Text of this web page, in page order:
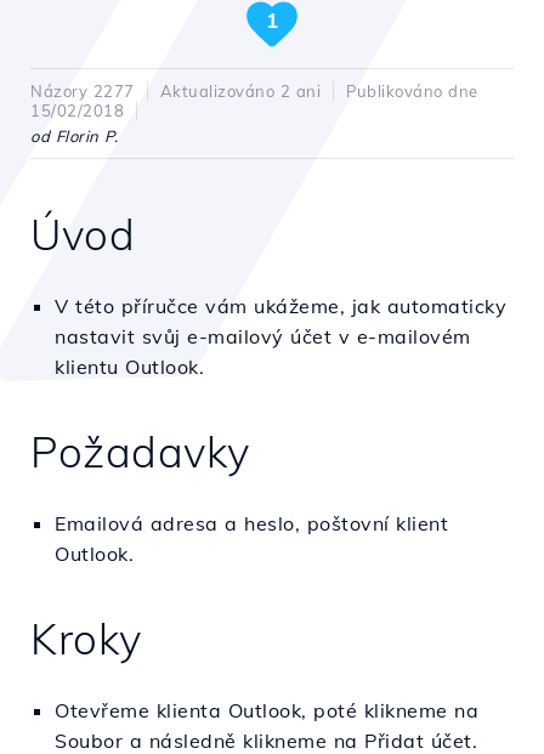
1
Názory 2277 Aktualizováno 2 ani
Publikováno dne
15/02/2018
od Florin P.
Úvod
V této příručce vám ukážeme, jak automaticky
nastavit svůj e-mailový účet v e-mailovém
klientu Outlook.
Požadavky
Emailová adresa a heslo, poštovní klient
Outlook.
Kroky
Otevřeme klienta Outlook, poté klikneme na
Soubor a následně klikneme na Přidat účet.